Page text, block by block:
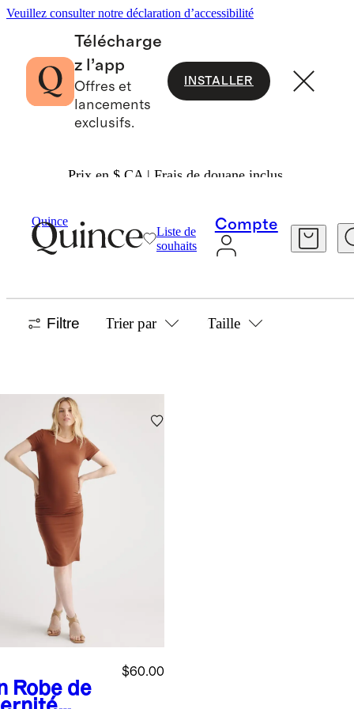
Veuillez consulter notre déclaration d’accessibilité
Télécharge
z l’app
Offres et
lancements
exclusifs.
INSTALLER
Prix en $ CA | Frais de douane inclus.
Quince
Liste de
souhaits
Compte
Women Maternity Dresses And Jumpsuits
DRESSES & JUMPSUITS
Filtre Trier par Taille
Robe de
$60.00